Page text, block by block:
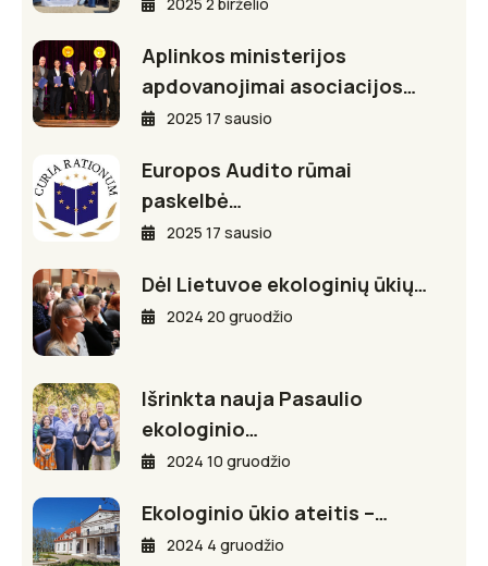
Aplinkos ministerijos
apdovanojimai asociacijos…
2025 17 sausio
Europos Audito rūmai
paskelbė…
2025 17 sausio
Dėl Lietuvoe ekologinių ūkių…
2024 20 gruodžio
Išrinkta nauja Pasaulio
ekologinio…
2024 10 gruodžio
Ekologinio ūkio ateitis –…
2024 4 gruodžio